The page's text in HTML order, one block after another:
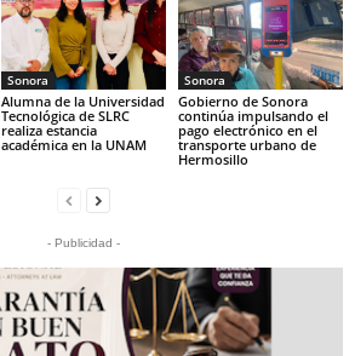
Sonora
Alumna de la Universidad
Tecnológica de SLRC
realiza estancia
académica en la UNAM
Sonora
Gobierno de Sonora
continúa impulsando el
pago electrónico en el
transporte urbano de
Hermosillo
- Publicidad -